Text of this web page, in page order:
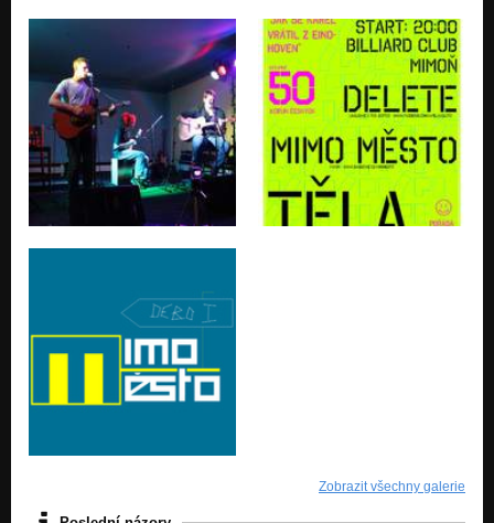
Zobrazit všechny galerie